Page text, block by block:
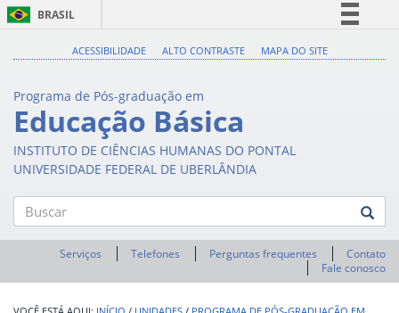
BRASIL
Acesso à informação
Legislação
ACESSIBILIDADE ALTO CONTRASTE MAPA DO SITE
Programa de Pós-graduação em
Educação Básica
INSTITUTO DE CIÊNCIAS HUMANAS DO PONTAL
UNIVERSIDADE FEDERAL DE UBERLÂNDIA
Buscar
Serviços Telefones Perguntas frequentes
Contato
Fale conosco